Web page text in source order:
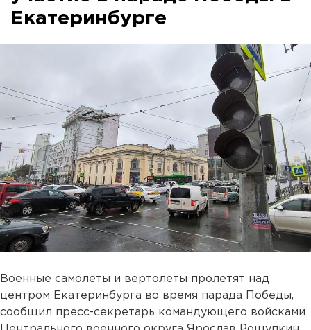
Екатеринбурге
Военные самолеты и вертолеты пролетят над
центром Екатеринбурга во время парада Победы,
сообщил пресс-секретарь командующего войсками